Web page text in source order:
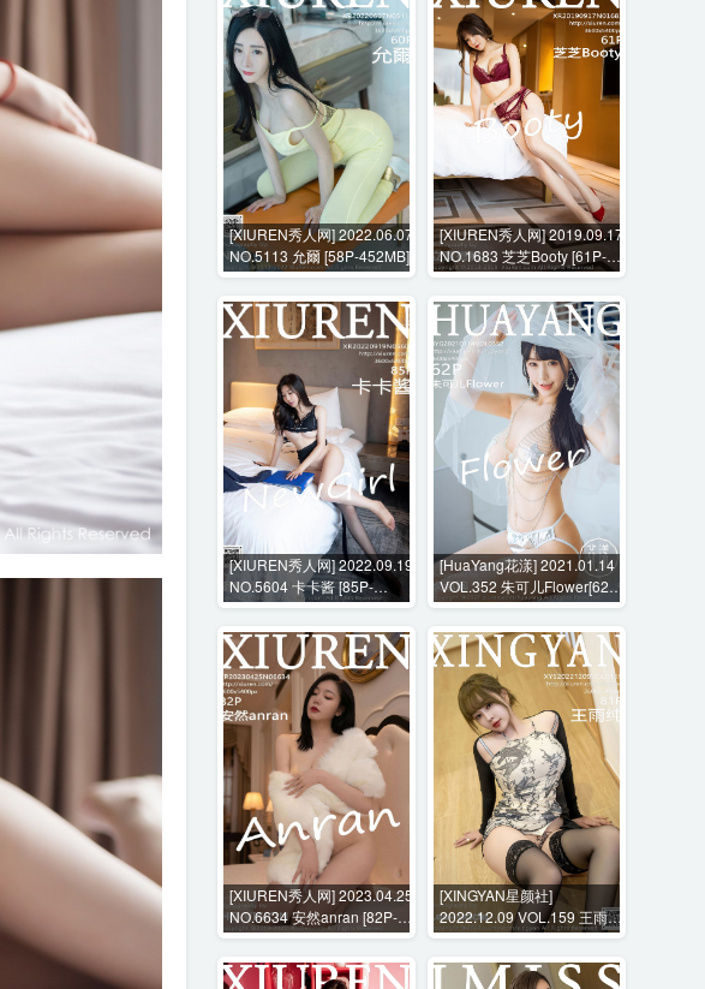
[XIUREN秀人网] 2022.06.07
NO.5113 允爾 [58P-452MB]
[XIUREN秀人网] 2019.09.17
NO.1683 芝芝Booty [61P-
355MB]
[XIUREN秀人网] 2022.09.19
NO.5604 卡卡酱 [85P-
795MB]
[HuaYang花漾] 2021.01.14
VOL.352 朱可儿Flower[62P-
657MB]
[XIUREN秀人网] 2023.04.25
NO.6634 安然anran [82P-
766MB]
[XINGYAN星颜社]
2022.12.09 VOL.159 王雨纯
[81P-809MB]